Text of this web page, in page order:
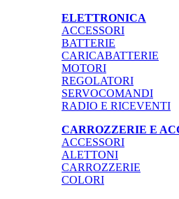
ELETTRONICA
ACCESSORI
BATTERIE
CARICABATTERIE
MOTORI
REGOLATORI
SERVOCOMANDI
RADIO E RICEVENTI
CARROZZERIE E
ACCESSORI
ALETTONI
CARROZZERIE
COLORI